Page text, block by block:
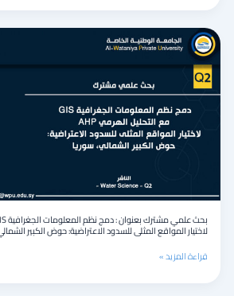
مقاومة
البيتون
في
الأوساط
المخربة
لاختيار المواقع المثلى للسدود الاعتراضية: حوض الكبير
بحث
علمي
مشترك
بعنوان
:
المعلومات
التحليل
الهرمي
AHP
لاختيار
المثلى
قراءة المزيد »